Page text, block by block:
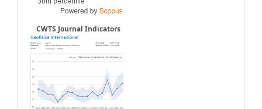
CWTS Journal Indicators